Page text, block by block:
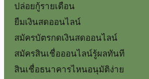
ปล่อยกู้รายเดือน
ยืมเงินสดออนไลน์
สมัครบัตรกดเงินสดออนไลน์
สมัครสินเชื่อออนไลน์รู้ผลทันที
สินเชื่อธนาคารไหนอนุมัติง่าย